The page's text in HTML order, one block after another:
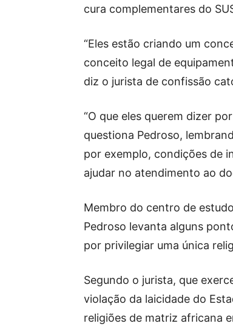
cura complementares do
“Eles estão criando um
conceito legal de
diz o jurista de confissão
“O que eles querem dizer
questiona Pedroso,
por exemplo, condições de
ajudar no atendimento ao
Membro do centro de
Pedroso levanta alguns
por privilegiar uma única
Segundo o jurista, que
violação da laicidade do
religiões de matriz africana